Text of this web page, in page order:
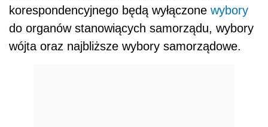
korespondencyjnego będą wyłączone wybory
do organów stanowiących samorządu, wybory
wójta oraz najbliższe wybory samorządowe.